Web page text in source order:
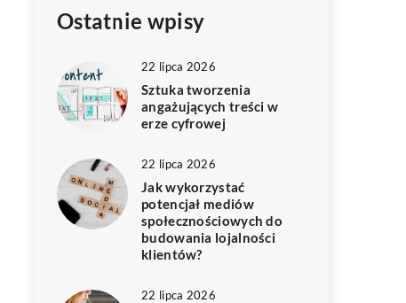
Ostatnie wpisy
22 lipca 2026
Sztuka tworzenia
angażujących treści w
erze cyfrowej
22 lipca 2026
Jak wykorzystać
potencjał mediów
społecznościowych do
budowania lojalności
klientów?
22 lipca 2026